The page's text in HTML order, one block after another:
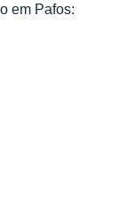
em Pafos: